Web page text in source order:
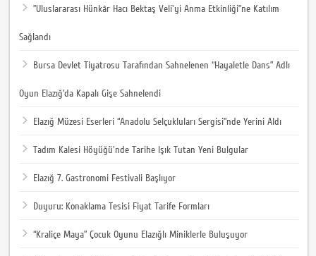
”Uluslararası Hünkâr Hacı Bektaş Veli'yi Anma Etkinliği”ne Katılım
Sağlandı
Bursa Devlet Tiyatrosu Tarafından Sahnelenen “Hayaletle Dans” Adlı
Oyun Elazığ’da Kapalı Gişe Sahnelendi
Elazığ Müzesi Eserleri “Anadolu Selçukluları Sergisi”nde Yerini Aldı
Tadım Kalesi Höyüğü'nde Tarihe Işık Tutan Yeni Bulgular
Elazığ 7. Gastronomi Festivali Başlıyor
Duyuru: Konaklama Tesisi Fiyat Tarife Formları
“Kraliçe Maya” Çocuk Oyunu Elazığlı Miniklerle Buluşuyor